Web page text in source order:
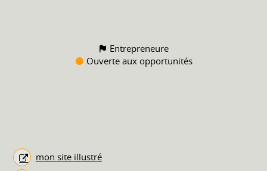
Entrepreneure
Ouverte aux opportunités
mon site illustré